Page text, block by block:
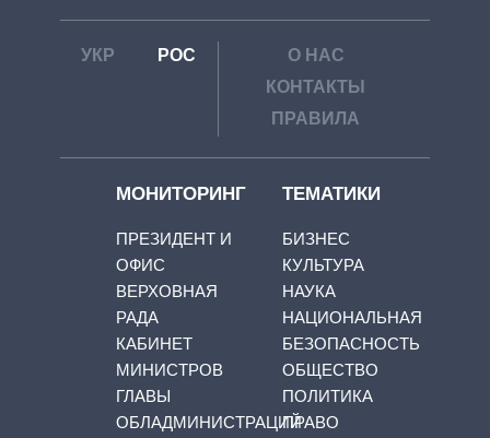
УКР РОС
О НАС
КОНТАКТЫ
ПРАВИЛА
МОНИТОРИНГ
ПРЕЗИДЕНТ И
ОФИС
ВЕРХОВНАЯ
РАДА
КАБИНЕТ
МИНИСТРОВ
ГЛАВЫ
ОБЛАДМИНИСТРАЦИЙ
ТЕМАТИКИ
БИЗНЕС
КУЛЬТУРА
НАУКА
НАЦИОНАЛЬНАЯ
БЕЗОПАСНОСТЬ
ОБЩЕСТВО
ПОЛИТИКА
ПРАВО